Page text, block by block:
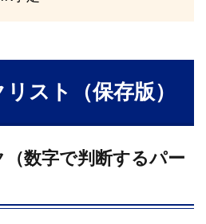
スト（保存版）
数字で判断するパー